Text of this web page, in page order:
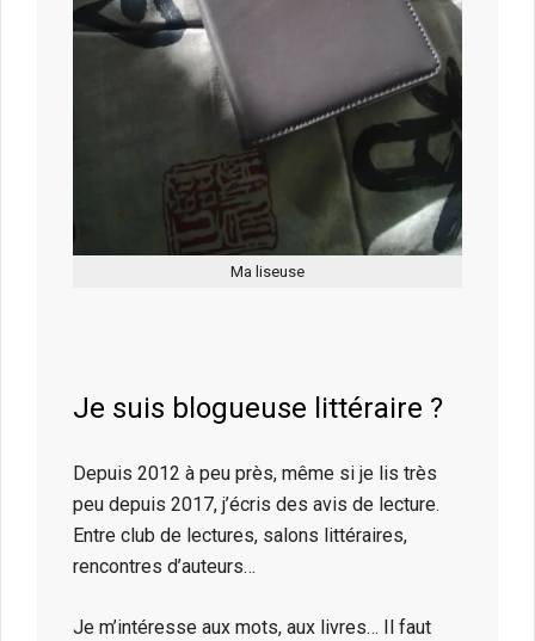
Ma liseuse
Je suis blogueuse littéraire ?
Depuis 2012 à peu près, même si je lis très
peu depuis 2017, j’écris des avis de lecture.
Entre club de lectures, salons littéraires,
rencontres d’auteurs…
Je m’intéresse aux mots, aux livres… Il faut